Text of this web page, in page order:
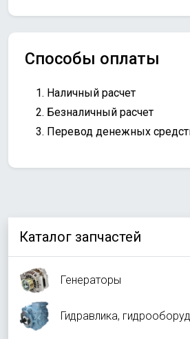
Каталог запчастей
Генераторы
Гидравлика,
Способы оплаты
Наличный расчет
Безналичный расчет
Перевод денежных